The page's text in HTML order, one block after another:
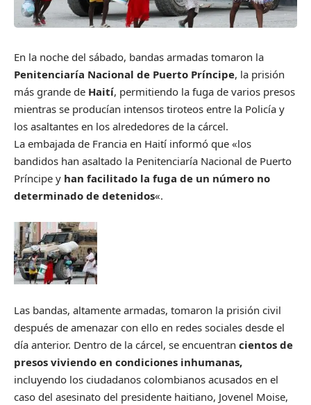
En la noche del sábado, bandas armadas tomaron la
Penitenciaría Nacional de Puerto Príncipe, la prisión
más grande de Haití, permitiendo la fuga de varios presos
mientras se producían intensos tiroteos entre la Policía y
los asaltantes en los alrededores de la cárcel.
La embajada de Francia en Haití informó que «los
bandidos han asaltado la Penitenciaría Nacional de Puerto
Príncipe y han facilitado la fuga de un número no
determinado de detenidos«.
Las bandas, altamente armadas, tomaron la prisión civil
después de amenazar con ello en redes sociales desde el
día anterior. Dentro de la cárcel, se encuentran cientos de
presos viviendo en condiciones inhumanas,
incluyendo los ciudadanos colombianos acusados en el
caso del asesinato del presidente haitiano, Jovenel Moise,